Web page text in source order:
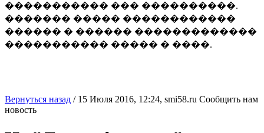
����������� ��� ����������.
������� ����� ������������
������ � ������ �������������
����������� ����� � ����.
Вернуться назад / 15 Июля 2016, 12:24, smi58.ru Сообщить нам
новость